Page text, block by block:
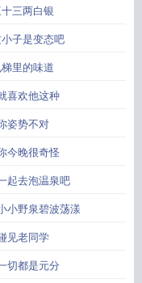
明都是姐姐陆为
什么阿姨明明都是姐姐
姨明明都是姐姐 李鸣
呀什么阿姨明明都是姐姐(马
姐最新更新
明明都是姐姐全文阅读
三两白银
子是变态吧
里的味道
喜欢他这种
姿势不对
今晚很奇怪
起去泡温泉吧
小野泉碧波荡漾
见老同学
切都是元分